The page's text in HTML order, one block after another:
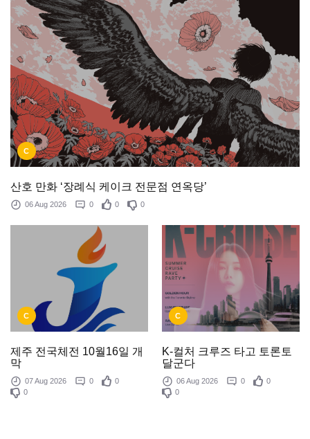
C
산호 만화 ‘장례식 케이크 전문점 연옥당’
06 Aug 2026 0 0 0
C
제주 전국체전 10월16일 개
막
07 Aug 2026 0
0
0
C
K-컬처 크루즈 타고 토론토
달군다
06 Aug 2026 0
0
0